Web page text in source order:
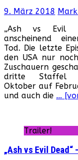
9. März 2018
„Ash vs Evil
anscheinend
Tod. Die letzte
den USA nur
Zuschauern
dritte Staffel
Oktober auf
und auch die …
Trailer!
„Ash vs Evil